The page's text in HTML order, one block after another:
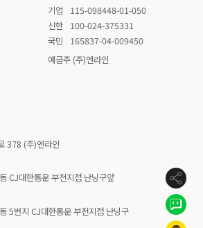
기업
115-098448-01-050
신한
100-024-375331
국민
165837-04-009450
예금주 (주)엔라인
378 (주)엔라인
CJ대한통운 부천지점 난닝구앞
5번지 CJ대한통운 부천지점 난닝구